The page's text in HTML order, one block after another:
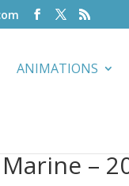
ANIMATIONS
–